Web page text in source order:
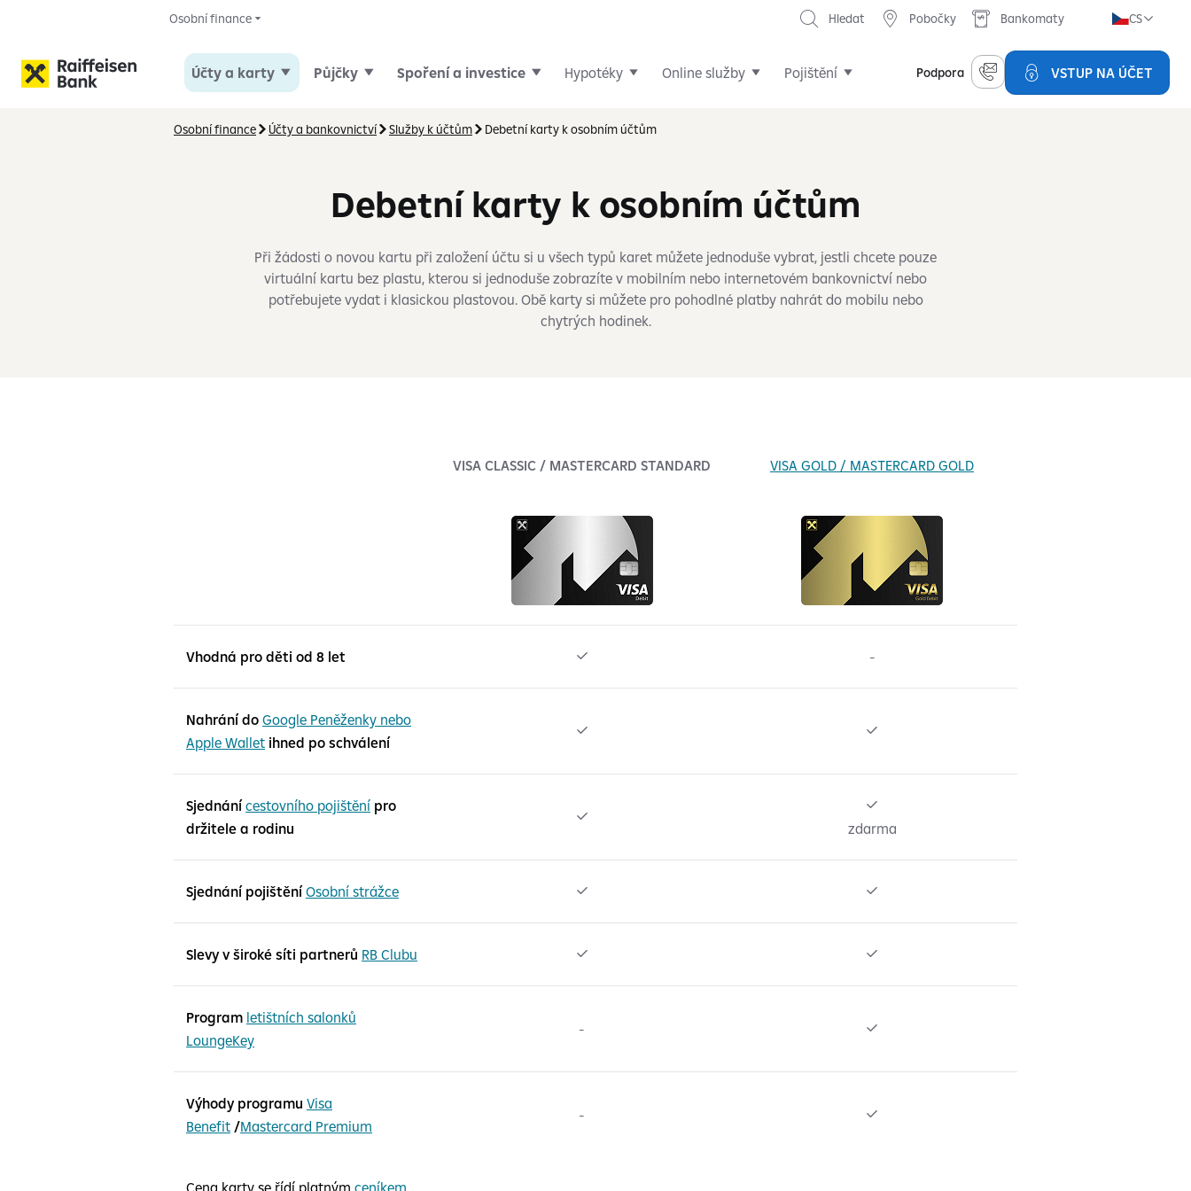
Účty a karty Půjčky Spoření a investice Hypotéky Online služby Pojištění Podpora VSTUP NA ÚČET
Osobní finance CS
Hledat Pobočky Bankomaty
Osobní finance Účty a bankovnictví Služby k účtům Debetní karty k osobním účtům
Debetní karty k osobním účtům
Při žádosti o novou kartu při založení účtu si u všech typů karet můžete jednoduše vybrat, jestli chcete pouze
virtuální kartu bez plastu, kterou si jednoduše zobrazíte v mobilním nebo internetovém bankovnictví nebo
potřebujete vydat i klasickou plastovou. Obě karty si můžete pro pohodlné platby nahrát do mobilu nebo
chytrých hodinek.
VISA CLASSIC / MASTERCARD STANDARD VISA GOLD / MASTERCARD GOLD
Vhodná pro děti od 8 let  -
Nahrání do Google Peněženky nebo
Apple Wallet ihned po schválení
 
Sjednánícestovního pojištění pro
držitele a rodinu


zdarma
Sjednání pojištěníOsobní strážce  
Slevy v široké síti partnerů RB Clubu  
Program letištních salonků
LoungeKey
- 
Výhody programu Visa
Benefit /Mastercard Premium
- 
Cena karty se řídí platným ceníkem